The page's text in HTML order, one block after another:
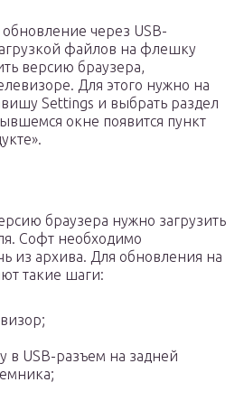
через USB-
файлов на флешку
версию браузера,
Для этого нужно на
Settings и выбрать раздел
окне появится пункт
браузера нужно загрузить
Софт необходимо
из архива. Для обновления на
такие шаги:
в USB-разъем на задней